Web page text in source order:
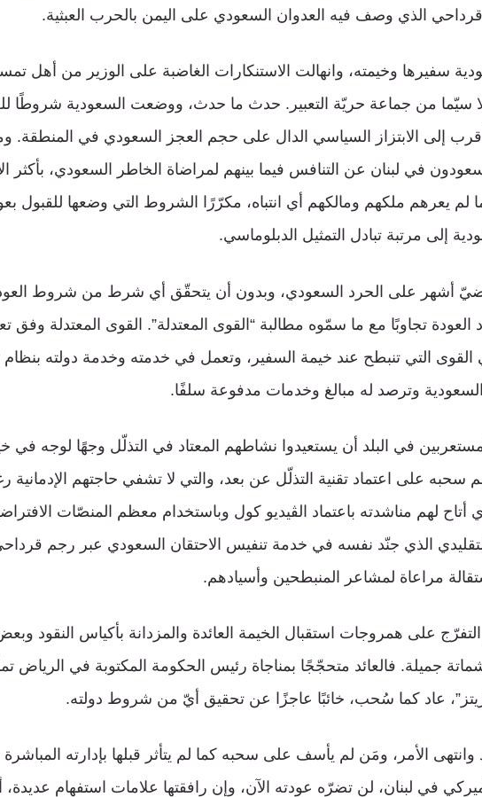
الذي وصف فيه العدوان السعودي على اليمن بالحرب العبثية.
سفيرها وخيمته، وانهالت الاستنكارات الغاضبة على الوزير من أهل
سيّما من جماعة حريّة التعبير. حدث ما حدث، ووضعت السعودية شروطًا
إلى الابتزاز السياسي الدال على حجم العجز السعودي في المنطقة.
في لبنان عن التنافس فيما بينهم لمراضاة الخاطر السعودي، بأكثر
لم يعرهم ملكهم ومالكهم أي انتباه، مكرّرًا الشروط التي وضعها للقبول
إلى مرتبة تبادل التمثيل الدبلوماسي.
أشهر على الحرد السعودي، وبدون أن يتحقّق أي شرط من شروط العودة
العودة تجاوبًا مع ما سمّوه مطالبة “القوى المعتدلة”. القوى المعتدلة وفق
التي تنبطح عند خيمة السفير، وتعمل في خدمته وخدمة دولته بنظام
وترصد له مبالغ وخدمات مدفوعة سلفًا.
في البلد أن يستعيدوا نشاطهم المعتاد في التذلّل وجهًا لوجه في
سحبه على اعتماد تقنية التذلّل عن بعد، والتي لا تشفي حاجتهم الإدمانية
أتاح لهم مناشدته باعتماد الڤيديو كول وباستخدام معظم المنصّات
التقليدي الذي جنّد نفسه في خدمة تنفيس الاحتقان السعودي عبر رجم
مراعاة لمشاعر المنبطحين وأسيادهم.
على همروجات استقبال الخيمة العائدة والمزدانة بأكياس النقود
جميلة. فالعائد متحجّجًا بمناجاة رئيس الحكومة المكتوبة في الرياض
عاد كما سُحب، خائبًا عاجزًا عن تحقيق أيّ من شروط دولته.
الأمر، ومَن لم يأسف على سحبه كما لم يتأثر قبلها بإدارته المباشرة
في لبنان، لن تضرّه عودته الآن، وإن رافقتها علامات استفهام عديدة،